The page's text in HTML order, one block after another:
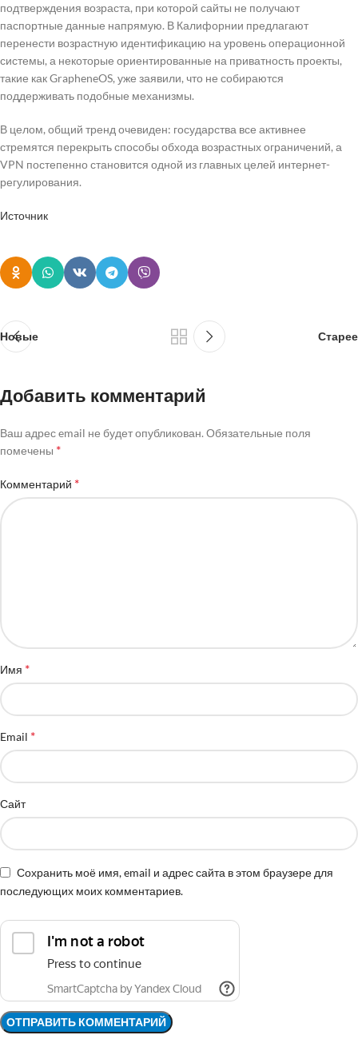
подтверждения возраста, при которой сайты не получают
паспортные данные напрямую. В Калифорнии предлагают
перенести возрастную идентификацию на уровень операционной
системы, а некоторые ориентированные на приватность проекты,
такие как GrapheneOS, уже заявили, что не собираются
поддерживать подобные механизмы.
В целом, общий тренд очевиден: государства все активнее
стремятся перекрыть способы обхода возрастных ограничений, а
VPN постепенно становится одной из главных целей интернет-
регулирования.
Источник
Новые Старее
Добавить комментарий
Ваш адрес email не будет опубликован. Обязательные поля
помечены *
Комментарий *
Имя *
Email *
Сайт
Сохранить моё имя, email и адрес сайта в этом браузере для
последующих моих комментариев.